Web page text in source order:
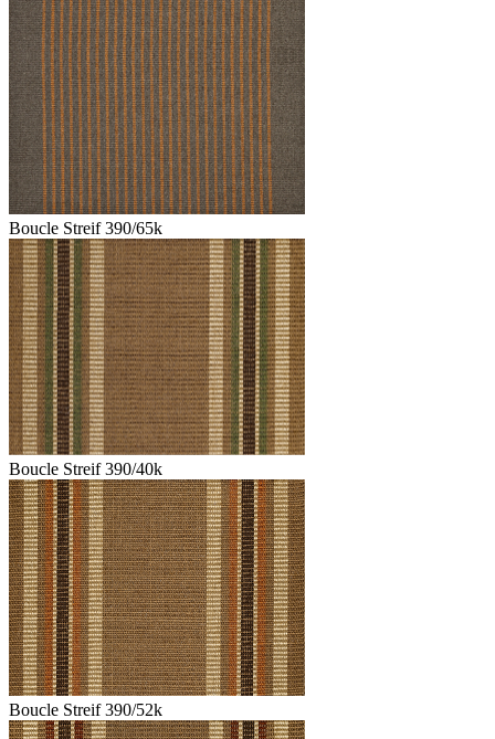
Boucle Streif 390/65k
Boucle Streif 390/40k
Boucle Streif 390/52k